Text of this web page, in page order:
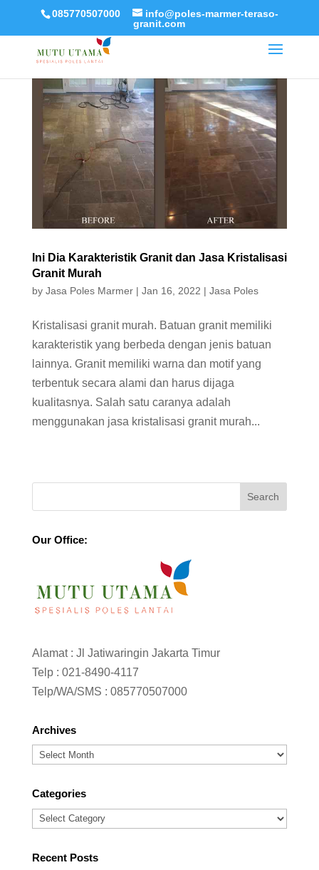
085770507000
info@poles-marmer-teraso-
granit.com
Ini Dia Karakteristik Granit dan Jasa Kristalisasi
Granit Murah
by Jasa Poles Marmer| Jan 16, 2022 | Jasa Poles
Kristalisasi granit murah. Batuan granit memiliki
karakteristik yang berbeda dengan jenis batuan
lainnya. Granit memiliki warna dan motif yang
terbentuk secara alami dan harus dijaga
kualitasnya. Salah satu caranya adalah
menggunakan jasa kristalisasi granit murah...
Our Office:
Alamat : Jl Jatiwaringin Jakarta Timur
Telp : 021-8490-4117
Telp/WA/SMS : 085770507000
Archives
Archives
Categories
Categories
Recent Posts